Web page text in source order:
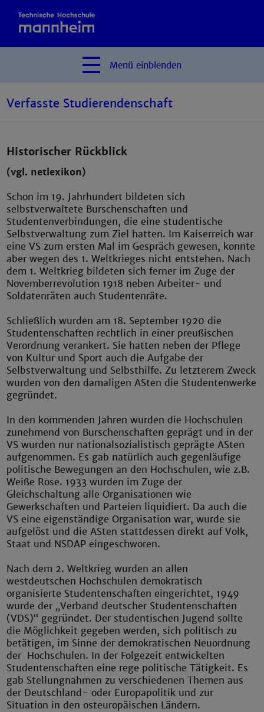
Menü einblenden
Verfasste Studierendenschaft
Historischer Rückblick
(vgl. netlexikon)
Schon im 19. Jahrhundert bildeten sich
selbstverwaltete Burschenschaften und
Studentenverbindungen, die eine studentische
Selbstverwaltung zum Ziel hatten. Im Kaiserreich war
eine VS zum ersten Mal im Gespräch gewesen, konnte
aber wegen des 1. Weltkrieges nicht entstehen. Nach
dem 1. Weltkrieg bildeten sich ferner im Zuge der
Novemberrevolution 1918 neben Arbeiter- und
Soldatenräten auch Studentenräte.
Schließlich wurden am 18. September 1920 die
Studentenschaften rechtlich in einer preußischen
Verordnung verankert. Sie hatten neben der Pflege
von Kultur und Sport auch die Aufgabe der
Selbstverwaltung und Selbsthilfe. Zu letzterem Zweck
wurden von den damaligen ASten die Studentenwerke
gegründet.
In den kommenden Jahren wurden die Hochschulen
zunehmend von Burschenschaften geprägt und in der
VS wurden nur nationalsozialistisch geprägte ASten
aufgenommen. Es gab natürlich auch gegenläufige
politische Bewegungen an den Hochschulen, wie z.B.
Weiße Rose. 1933 wurden im Zuge der
Gleichschaltung alle Organisationen wie
Gewerkschaften und Parteien liquidiert. Da auch die
VS eine eigenständige Organisation war, wurde sie
aufgelöst und die ASten stattdessen direkt auf Volk,
Staat und NSDAP eingeschworen.
Nach dem 2. Weltkrieg wurden an allen
westdeutschen Hochschulen demokratisch
organisierte Studentenschaften eingerichtet, 1949
wurde der „Verband deutscher Studentenschaften
(VDS)“ gegründet. Der studentischen Jugend sollte
die Möglichkeit gegeben werden, sich politisch zu
betätigen, im Sinne der demokratischen Neuordnung
der Hochschulen. In der Folgezeit entwickelten
Studentenschaften eine rege politische Tätigkeit. Es
gab Stellungnahmen zu verschiedenen Themen aus
der Deutschland- oder Europapolitik und zur
Situation in den osteuropäischen Ländern.